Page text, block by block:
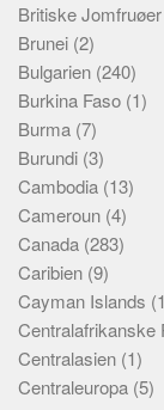
Britiske Jomfruøer
Brunei (2)
Bulgarien (240)
Burkina Faso (1)
Burma (7)
Burundi (3)
Cambodia (13)
Cameroun (4)
Canada (283)
Caribien (9)
Cayman Islands
Centralafrikanske
Centralasien (1)
Centraleuropa (5)